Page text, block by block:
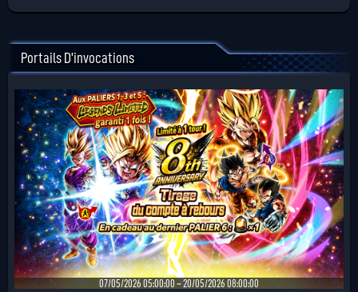
Portails D'invocations
07/05/2026 05:00:00 ~ 20/05/2026 08:00:00